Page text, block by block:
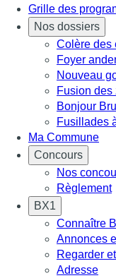
Grille des
Nos dossiers
Colère des
Foyer
Nouveau
Fusion
Bonjour
Fusillades
Ma Commune
Concours
Nos
Règlement
BX1
Connaître
Annonces
Regarder
Adresse